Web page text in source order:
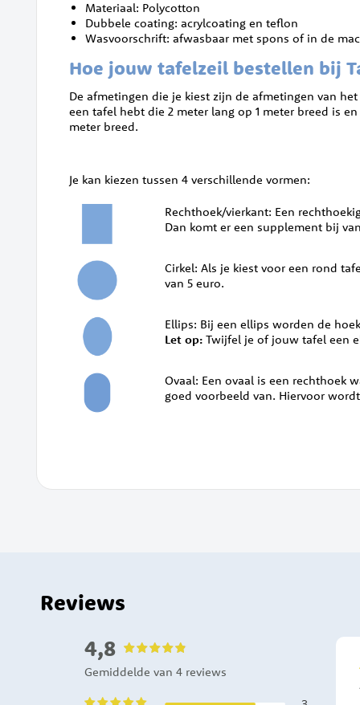
Materiaal: Polycotton
Dubbele coating: acrylcoating en teflon
Wasvoorschrift: afwasbaar met spons of in de
Hoe jouw tafelzeil bestellen bij
De afmetingen die je kiest zijn de afmetingen van
een tafel hebt die 2 meter lang op 1 meter breed is
meter breed.
Je kan kiezen tussen 4 verschillende vormen:
Rechthoek/vierkant: Een
Dan komt er een supplement bij
Cirkel: Als je kiest voor een rond
van 5 euro.
Ellips: Bij een ellips worden de
Let op: Twijfel je of jouw tafel een
Ovaal: Een ovaal is een rechthoek
goed voorbeeld van. Hiervoor
Reviews
4,8
Gemiddelde van 4 reviews
100%
Rony